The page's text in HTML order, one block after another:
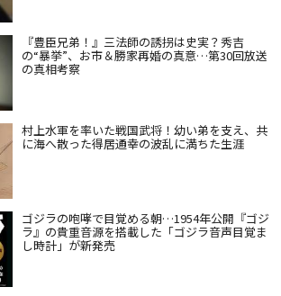
『豊臣兄弟！』三法師の誘拐は史実？秀吉
の“暴挙”、お市＆勝家再婚の真意…第30回放送
の真相考察
村上水軍を率いた戦国武将！幼い弟を支え、共
に海へ散った得居通幸の波乱に満ちた生涯
ゴジラの咆哮で目覚める朝…1954年公開『ゴジ
ラ』の貴重音源を搭載した「ゴジラ音声目覚ま
し時計」が新発売